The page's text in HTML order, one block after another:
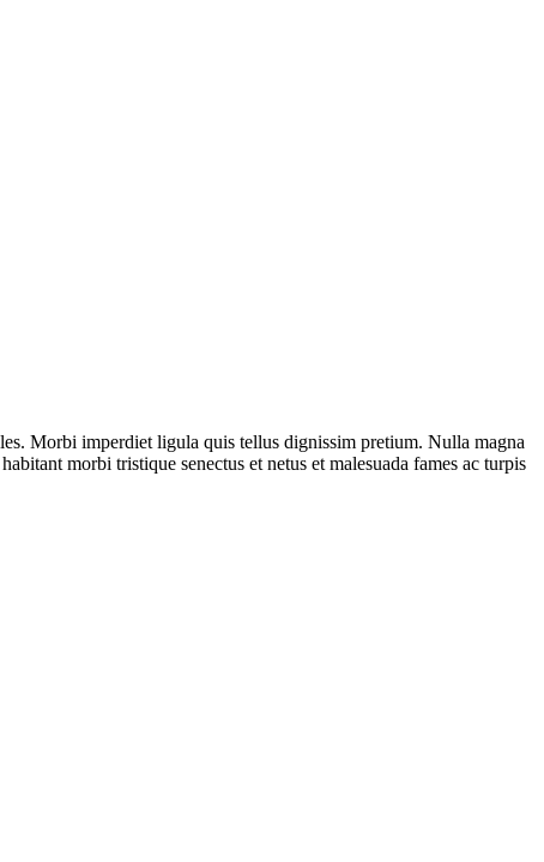
Morbi imperdiet ligula quis tellus dignissim pretium. Nulla magna
morbi tristique senectus et netus et malesuada fames ac turpis